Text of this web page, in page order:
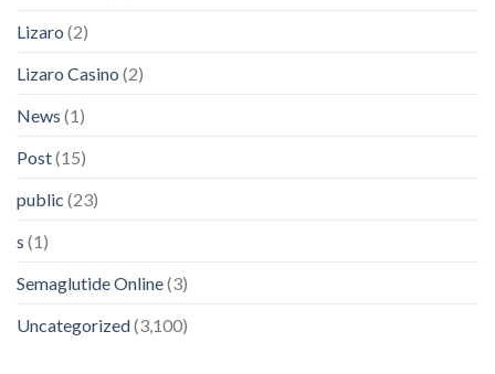
Lizaro (2)
Lizaro Casino (2)
News (1)
Post(15)
public (23)
s (1)
Semaglutide Online(3)
Uncategorized(3,100)